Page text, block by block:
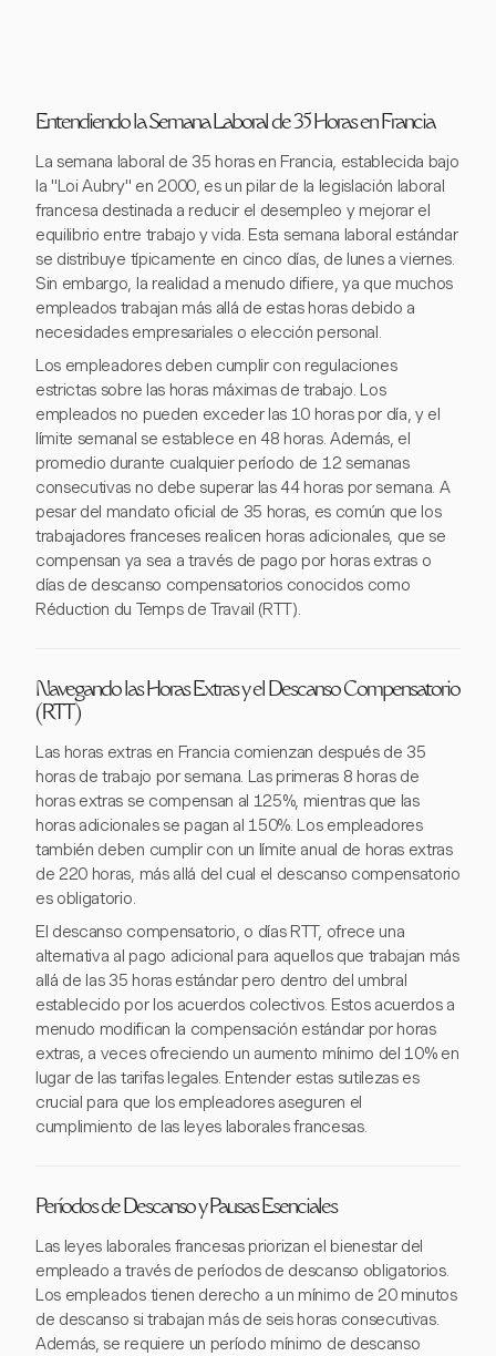
Entendiendo la Semana Laboral de 35 Horas en Francia
La semana laboral de 35 horas en Francia, establecida bajo
la "Loi Aubry" en 2000, es un pilar de la legislación laboral
francesa destinada a reducir el desempleo y mejorar el
equilibrio entre trabajo y vida. Esta semana laboral estándar
se distribuye típicamente en cinco días, de lunes a viernes.
Sin embargo, la realidad a menudo difiere, ya que muchos
empleados trabajan más allá de estas horas debido a
necesidades empresariales o elección personal.
Los empleadores deben cumplir con regulaciones
estrictas sobre las horas máximas de trabajo. Los
empleados no pueden exceder las 10 horas por día, y el
límite semanal se establece en 48 horas. Además, el
promedio durante cualquier período de 12 semanas
consecutivas no debe superar las 44 horas por semana. A
pesar del mandato oficial de 35 horas, es común que los
trabajadores franceses realicen horas adicionales, que se
compensan ya sea a través de pago por horas extras o
días de descanso compensatorios conocidos como
Réduction du Temps de Travail (RTT).
Navegando las Horas Extras y el Descanso Compensatorio
(RTT)
Las horas extras en Francia comienzan después de 35
horas de trabajo por semana. Las primeras 8 horas de
horas extras se compensan al 125%, mientras que las
horas adicionales se pagan al 150%. Los empleadores
también deben cumplir con un límite anual de horas extras
de 220 horas, más allá del cual el descanso compensatorio
es obligatorio.
El descanso compensatorio, o días RTT, ofrece una
alternativa al pago adicional para aquellos que trabajan más
allá de las 35 horas estándar pero dentro del umbral
establecido por los acuerdos colectivos. Estos acuerdos a
menudo modifican la compensación estándar por horas
extras, a veces ofreciendo un aumento mínimo del 10% en
lugar de las tarifas legales. Entender estas sutilezas es
crucial para que los empleadores aseguren el
cumplimiento de las leyes laborales francesas.
Períodos de Descanso y Pausas Esenciales
Las leyes laborales francesas priorizan el bienestar del
empleado a través de períodos de descanso obligatorios.
Los empleados tienen derecho a un mínimo de 20 minutos
de descanso si trabajan más de seis horas consecutivas.
Además, se requiere un período mínimo de descanso